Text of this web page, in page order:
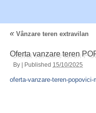
« Vânzare teren extravilan
Oferta vanzare teren
By | Published 15/10/2025
oferta-vanzare-teren-popovici-